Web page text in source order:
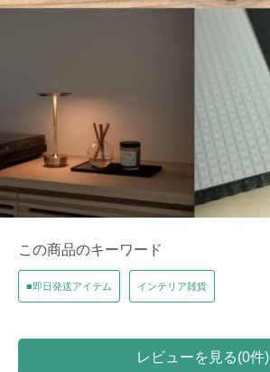
この商品のキーワード
■即日発送アイテム インテリア雑貨
レビューを見る(0件)